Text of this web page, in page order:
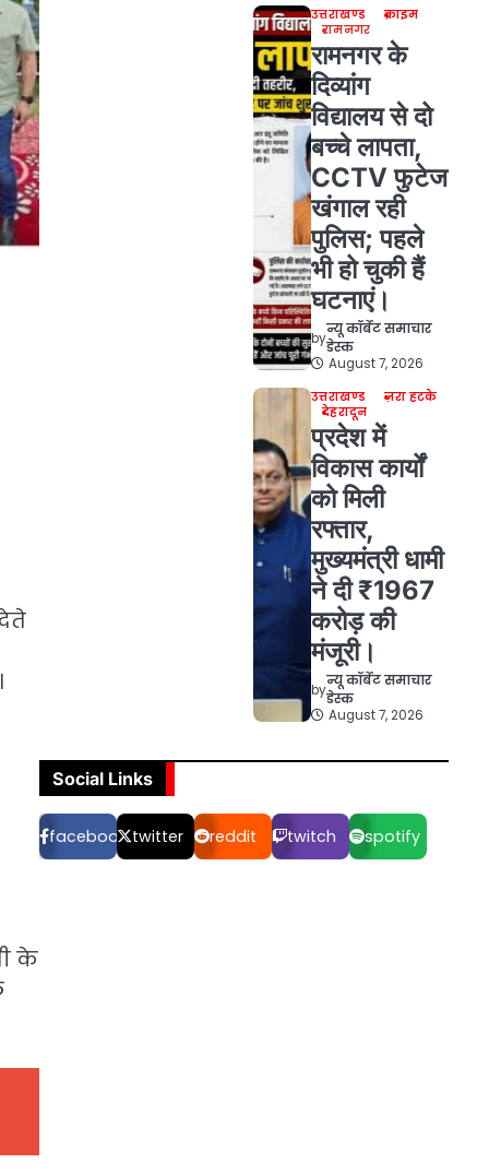
के
उत्तराखण्ड
क्राइम
रामनगर
रामनगर के
दिव्यांग
विद्यालय से दो
बच्चे लापता,
CCTV फुटेज
खंगाल रही
पुलिस; पहले
भी हो चुकी हैं
घटनाएं।
by
न्यू कॉर्बेट समाचार
डेस्क
August 7, 2026
उत्तराखण्ड
ज़रा हटके
देहरादून
प्रदेश में
विकास कार्यों
को मिली
रफ्तार,
मुख्यमंत्री धामी
ने दी ₹1967
करोड़ की
मंजूरी।
by
न्यू कॉर्बेट समाचार
डेस्क
August 7, 2026
Social Links
facebook twitter reddit twitch spotify